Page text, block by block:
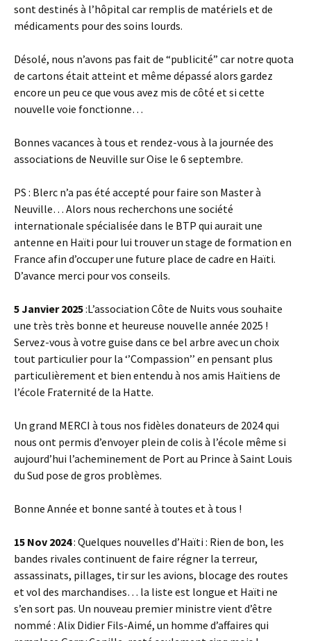
sont destinés à l’hôpital car remplis de matériels et de
médicaments pour des soins lourds.
Désolé, nous n’avons pas fait de “publicité” car notre quota
de cartons était atteint et même dépassé alors gardez
encore un peu ce que vous avez mis de côté et si cette
nouvelle voie fonctionne…
Bonnes vacances à tous et rendez-vous à la journée des
associations de Neuville sur Oise le 6 septembre.
PS : Blerc n’a pas été accepté pour faire son Master à
Neuville… Alors nous recherchons une société
internationale spécialisée dans le BTP qui aurait une
antenne en Haïti pour lui trouver un stage de formation en
France afin d’occuper une future place de cadre en Haïti.
D’avance merci pour vos conseils.
5 Janvier 2025:L’association Côte de Nuits vous souhaite
une très très bonne et heureuse nouvelle année 2025 !
Servez-vous à votre guise dans ce bel arbre avec un choix
tout particulier pour la ‘’Compassion’’ en pensant plus
particulièrement et bien entendu à nos amis Haïtiens de
l’école Fraternité de la Hatte.
Un grand MERCI à tous nos fidèles donateurs de 2024 qui
nous ont permis d’envoyer plein de colis à l’école même si
aujourd’hui l’acheminement de Port au Prince à Saint Louis
du Sud pose de gros problèmes.
Bonne Année et bonne santé à toutes et à tous !
15 Nov 2024: Quelques nouvelles d’Haïti : Rien de bon, les
bandes rivales continuent de faire régner la terreur,
assassinats, pillages, tir sur les avions, blocage des routes
et vol des marchandises… la liste est longue et Haïti ne
s’en sort pas. Un nouveau premier ministre vient d’être
nommé : Alix Didier Fils-Aimé, un homme d’affaires qui